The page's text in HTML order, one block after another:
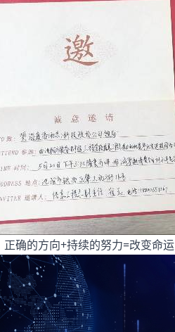
正确的方向+持续的努力=改变命运